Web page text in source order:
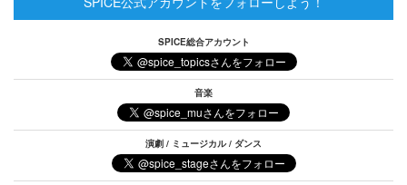
SPICE総合アカウント
音楽
演劇 / ミュージカル / ダンス